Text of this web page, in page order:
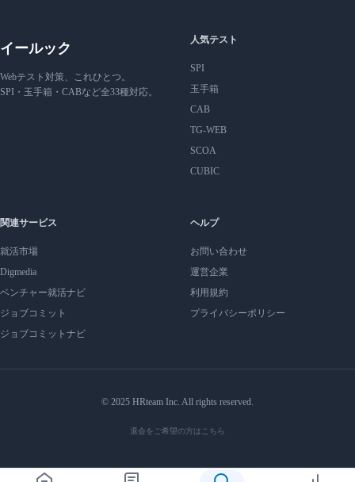
イールック
Webテスト対策、これひとつ。
SPI・玉手箱・CABなど全33種対応。
人気テスト
SPI
玉手箱
CAB
TG-WEB
SCOA
CUBIC
関連サービス
就活市場
Digmedia
ベンチャー就活ナビ
ジョブコミット
ジョブコミットナビ
ヘルプ
お問い合わせ
運営企業
利用規約
プライバシーポリシー
© 2025 HRteam Inc. All rights reserved.
退会をご希望の方はこちら